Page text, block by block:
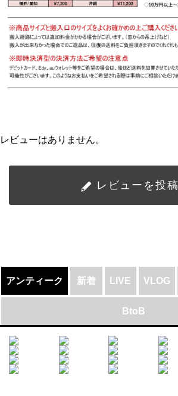
レビューはありません。
レビューを投稿
アンティーク 新着 LIVE VLOG
BtoB